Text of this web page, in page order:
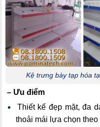
Kệ trưng bày tạp hóa
– Ưu điểm
Thiết kế đẹp mặt, đa
thoải mái lựa chọn